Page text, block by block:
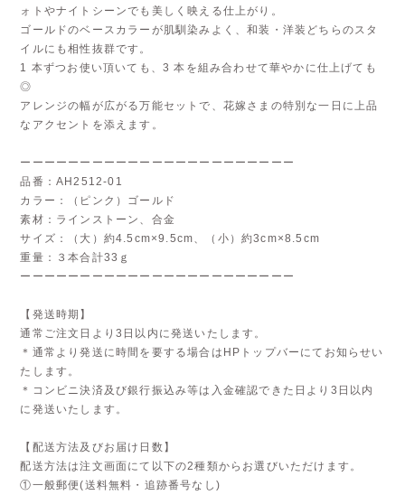
ォトやナイトシーンでも美しく映える仕上がり。
ゴールドのベースカラーが肌馴染みよく、和装・洋装どちらのスタ
イルにも相性抜群です。
1 本ずつお使い頂いても、3 本を組み合わせて華やかに仕上げても
◎
アレンジの幅が広がる万能セットで、花嫁さまの特別な一日に上品
なアクセントを添えます。
ーーーーーーーーーーーーーーーーーーーーーーー
品番：AH2512-01
カラー：（ピンク）ゴールド
素材：ラインストーン、合金
サイズ：（大）約4.5cm×9.5cm、（小）約3cm×8.5cm
重量：３本合計33ｇ
ーーーーーーーーーーーーーーーーーーーーーーー
【発送時期】
通常ご注文日より3日以内に発送いたします。
＊通常より発送に時間を要する場合はHPトップバーにてお知らせい
たします。
＊コンビニ決済及び銀行振込み等は入金確認できた日より3日以内
に発送いたします。
【配送方法及びお届け日数】
配送方法は注文画面にて以下の2種類からお選びいただけます。
①一般郵便(送料無料・追跡番号なし)